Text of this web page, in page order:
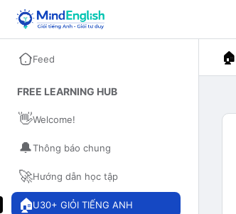
Feed
FREE LEARNING HUB
👋Welcome!
🔔Thông báo chung
🚀Hướng dẫn học tập
🏠U30+ GIỎI TIẾNG ANH
🏠